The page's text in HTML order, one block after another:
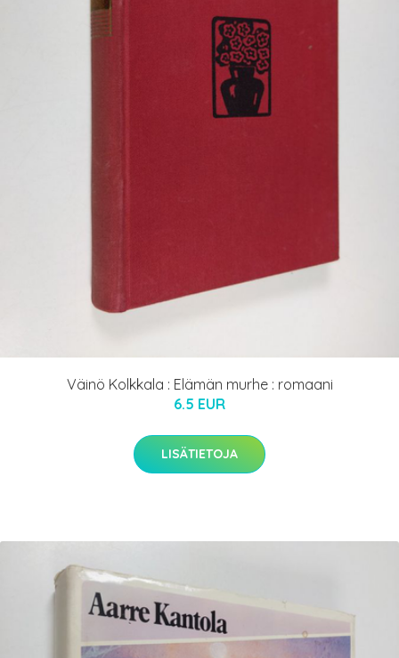
Väinö Kolkkala : Elämän murhe : romaani
6.5 EUR
LISÄTIETOJA